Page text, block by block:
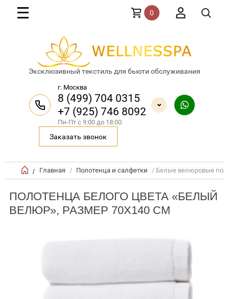
Эксклюзивный текстиль для бьюти обслуживания
г. Москва
8 (499) 704 0315
+7 (925) 746 8092
Пн-Пт с 9:00 до 18:00
Заказать звонок
0
/ Главная / Полотенца и салфетки / Белые велюровые
ПОЛОТЕНЦА БЕЛОГО ЦВЕТА «БЕЛЫЙ
ВЕЛЮР», РАЗМЕР 70X140 СМ